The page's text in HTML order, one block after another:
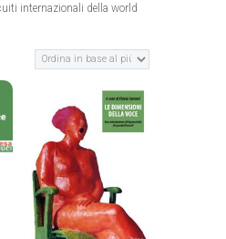
internazionali della world